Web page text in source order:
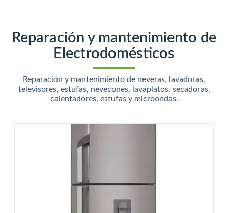
Reparación y mantenimiento de
Electrodomésticos
Reparación y mantenimiento de neveras, lavadoras,
televisores, estufas, nevecones, lavaplatos, secadoras,
calentadores, estufas y microondas.